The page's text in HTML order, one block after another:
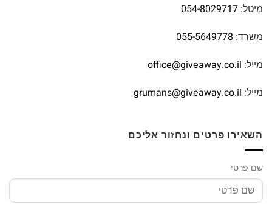
מיטל: 054-8029717
משרד: 055-5649778
מייל: office@giveaway.co.il
מייל: grumans@giveaway.co.il
השאירו פרטים ונחזור אליכם
שם פרטי